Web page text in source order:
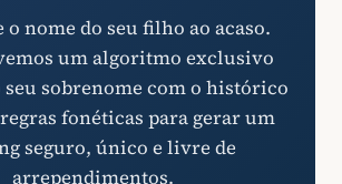
o nome do seu filho ao acaso.
um algoritmo exclusivo
seu sobrenome com o histórico
fonéticas para gerar um
seguro, único e livre de
arrependimentos.